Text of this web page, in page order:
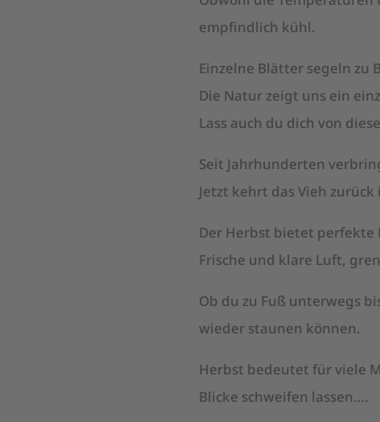
empfindlich kühl.
Einzelne Blätter segeln zu
Die Natur zeigt uns ein
Lass auch du dich von
Seit Jahrhunderten
Jetzt kehrt das Vieh zurück
Der Herbst bietet perfekte
Frische und klare Luft,
Ob du zu Fuß unterwegs
wieder staunen können.
Herbst bedeutet für viele
Blicke schweifen lassen….